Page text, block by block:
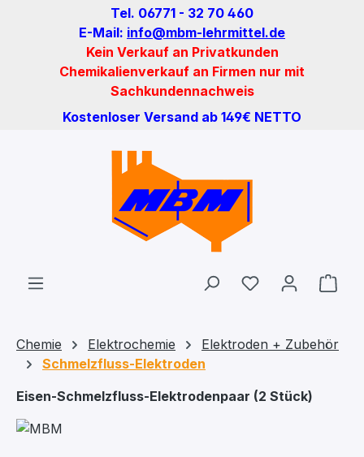
Zum Hauptinhalt springenTel. 06771 - 32 70 460
E-Mail: info@mbm-lehrmittel.de
Kein Verkauf an Privatkunden
Chemikalienverkauf an Firmen nur mit
Sachkundennachweis
Kostenloser Versand ab 149€ NETTO
Du hast 0
Chemie Elektrochemie
Elektroden + Zubehör
Schmelzfluss-Elektroden
Eisen-Schmelzfluss-Elektrodenpaar (2 Stück)